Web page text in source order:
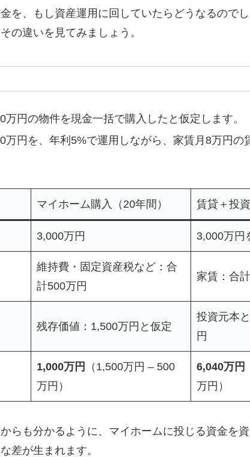
を、もし資産運用に回していたらどうなるので
の違いを見てみましょう。
万円の物件を現金一括で購入したと仮定します。
万円を、年利5%で運用しながら、家賃月8万円の
マイホーム購入（20年間） 賃貸＋投
3,000万円 3,000万円
維持費・固定資産税など：合
計500万円
家賃：合
残存価値：1,500万円と仮定
投資元本
円
1,000万円
（1,500万円 – 500
万円）
6,040万円
万円）
らも分かるように、マイホームに投じる資金を
差が生まれます。